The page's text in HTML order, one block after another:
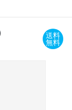
送料
無料